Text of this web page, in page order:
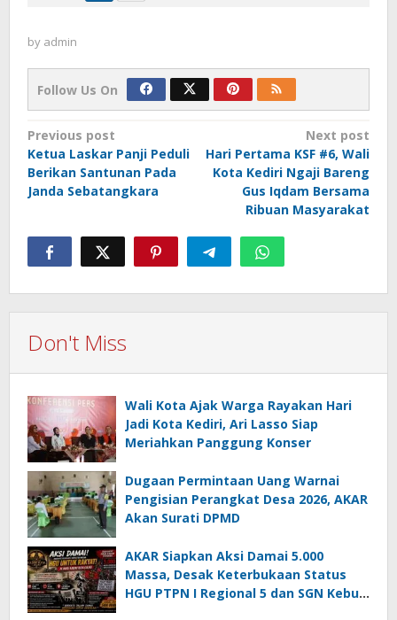
by admin
Follow Us On
Post
navigation
Previous post
Ketua Laskar Panji Peduli
Berikan Santunan Pada
Janda Sebatangkara
Next post
Hari Pertama KSF #6, Wali
Kota Kediri Ngaji Bareng
Gus Iqdam Bersama
Ribuan Masyarakat
Don't Miss
Wali Kota Ajak Warga Rayakan Hari
Jadi Kota Kediri, Ari Lasso Siap
Meriahkan Panggung Konser
Dugaan Permintaan Uang Warnai
Pengisian Perangkat Desa 2026, AKAR
Akan Surati DPMD
AKAR Siapkan Aksi Damai 5.000
Massa, Desak Keterbukaan Status
HGU PTPN I Regional 5 dan SGN Kebun